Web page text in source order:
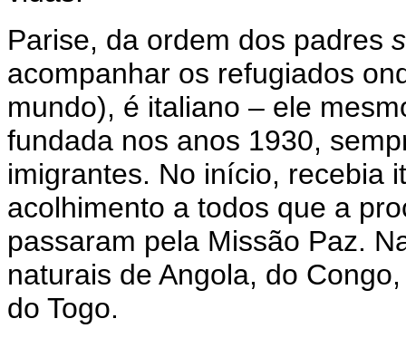
Parise, da ordem dos padres
acompanhar os refugiados
mundo), é italiano – ele
fundada nos anos 1930,
imigrantes. No início, recebia
acolhimento a todos que a
passaram pela Missão Paz.
naturais de Angola, do
do Togo.